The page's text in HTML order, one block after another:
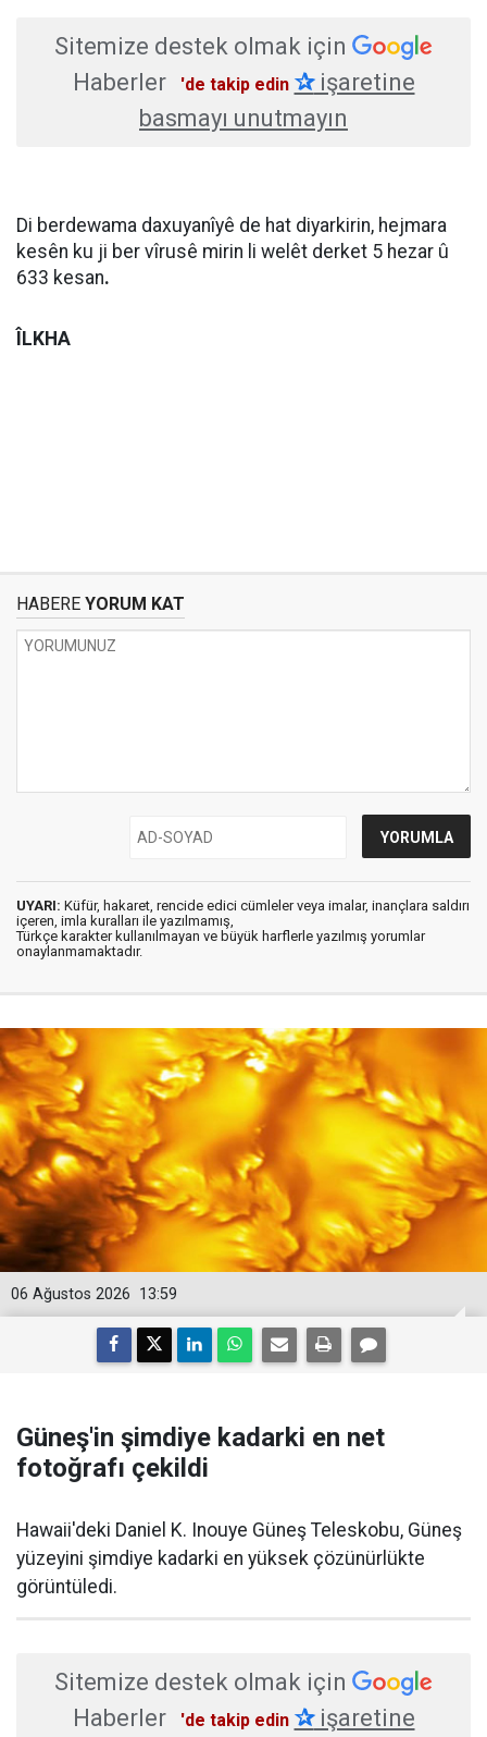
Sitemize destek olmak için
Haberler
'de takip edin ✰işaretine
basmayı unutmayın
Di berdewama daxuyanîyê de hat diyarkirin, hejmara
kesên ku ji ber vîrusê mirin li welêt derket 5 hezar û
633 kesan.
ÎLKHA
HABERE YORUM KAT
UYARI: Küfür, hakaret, rencide edici cümleler veya imalar, inançlara saldırı
içeren, imla kuralları ile yazılmamış,
Türkçe karakter kullanılmayan ve büyük harflerle yazılmış yorumlar
onaylanmamaktadır.
13:59
06 Ağustos 2026
Güneş'in şimdiye kadarki en net
fotoğrafı çekildi
Hawaii'deki Daniel K. Inouye Güneş Teleskobu, Güneş
yüzeyini şimdiye kadarki en yüksek çözünürlükte
görüntüledi.
Sitemize destek olmak için
Haberler
'de takip edin ✰işaretine